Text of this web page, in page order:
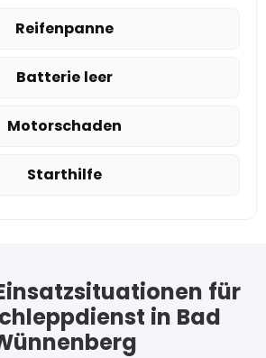
Reifenpanne
Batterie leer
Motorschaden
Starthilfe
für
in Bad